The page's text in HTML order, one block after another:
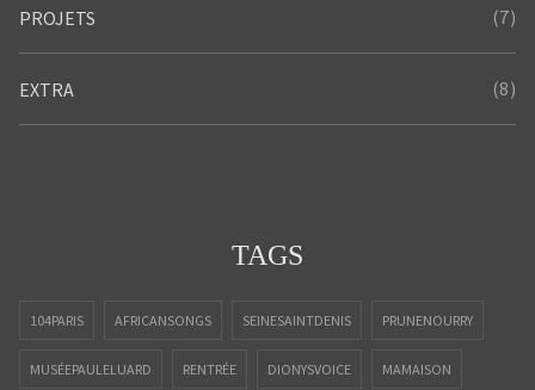
PROJETS (7)
EXTRA (8)
TAGS
104PARIS AFRICANSONGS SEINESAINTDENIS PRUNENOURRY
MUSÉEPAULELUARD RENTRÉE DIONYSVOICE MAMAISON